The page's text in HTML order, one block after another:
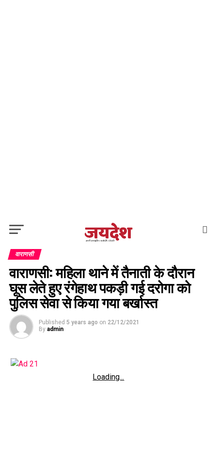
वाराणसी
वाराणसी: महिला थाने में तैनाती के दौरान
घूस लेते हुए रंगेहाथ पकड़ी गई दरोगा को
पुलिस सेवा से किया गया बर्खास्त
Published 5 years ago on 22/12/2021
By admin
Loading...